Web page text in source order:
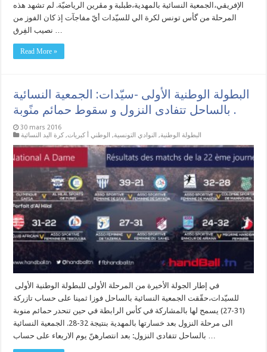
الإفريقي،الجمعية النسائية بالمهدية،طبلبة و مڨرين الرياضيّة. لم تشهد هذه
المرحلة من گأس تونس لكرة الي للسيّدات أيّ مفاجآت إذ كان الفوز من
نصيب الفِرق …
Read More »
البطولة الوطنية الأولى -سيّدات: الجمعية النسائية
بالساحل تتفادى النزول و سقوط حمائم منًوبة .
30 mars 2016
البطولة الوطنية, النوادي التونسية, الوطني أ كبريات, كرة اليد النسائية
للسيّدات،حقّقت الجمعية النسائية بالساحل فوزا ثمينا على حساب تازركة
(31-27) يسمح لها بالمشاركة في كأس الرابطة في حين تنحدر حمائم منوبة
الى مرحلة النزول بعد خسارتها بالمهدية بنتيجة 32-28. الجمعية النسائية